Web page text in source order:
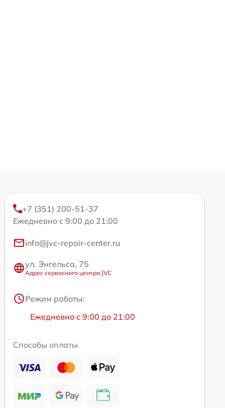
+7 (351) 200-51-37
Ежедневно с 9:00 до 21:00
info@jvc-repair-center.ru
ул. Энгельса, 75
Адрес сервисного центра JVC
Режим работы:
Ежедневно с 9:00 до 21:00
Способы оплаты